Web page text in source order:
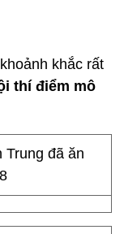
khắc rất
thí điểm mô